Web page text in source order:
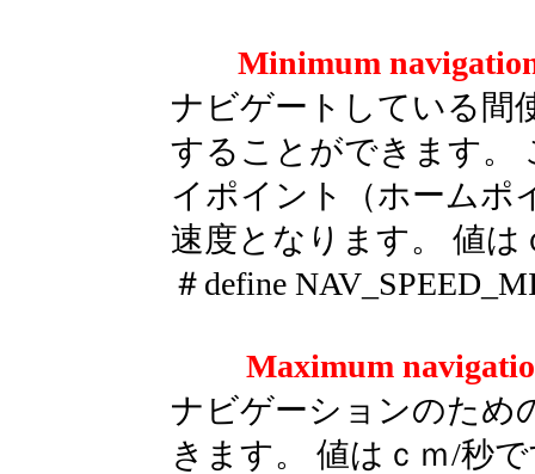
Minimum
ナビゲートしている間
することができます。
イポイント（ホームポ
速度となります。 値は
＃define
Maximum
ナビゲーションのため
きます。 値はｃｍ/秒